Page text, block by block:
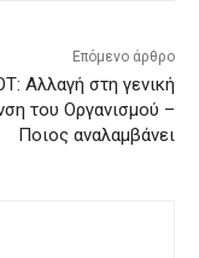
Επόμενο άρθρο
Αλλαγή στη γενική
του Οργανισμού –
Ποιος αναλαμβάνει